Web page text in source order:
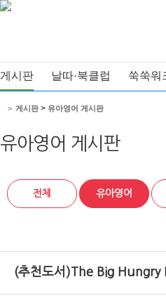
게시판 날따·북클럽 쑥쑥워
유아영어 게시판
> 게시판> 유아영어 게시판
전체 유아영어
(추천도서)The Big Hungry